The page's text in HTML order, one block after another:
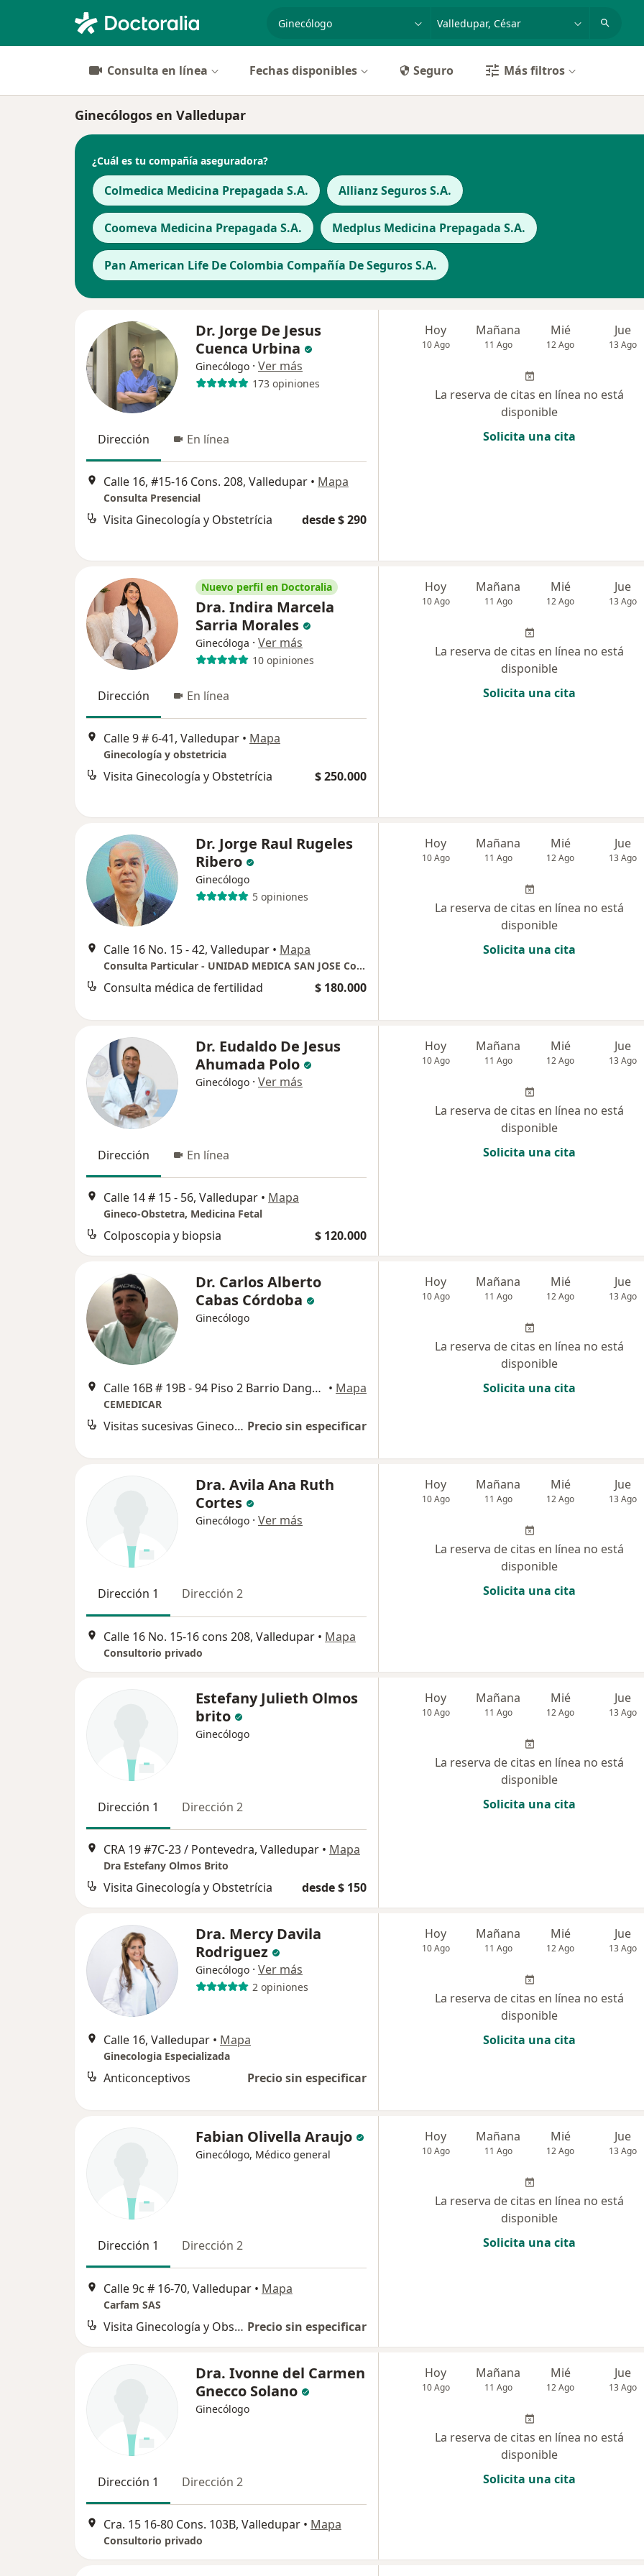
especialidad, enfermedad o nombre
Consulta en línea Fechas disponibles Seguro Más filtros
Ginecólogos en Valledupar
¿Cuál es tu compañía aseguradora?
Colmedica Medicina Prepagada S.A. Allianz Seguros S.A.
Coomeva Medicina Prepagada S.A. Medplus Medicina Prepagada S.A.
Pan American Life De Colombia Compañía De Seguros S.A.
Dr. Jorge De Jesus
Cuenca Urbina
Ginecólogo · Ver más
173 opiniones
Dirección En línea
Calle 16, #15-16 Cons. 208, Valledupar • Mapa
Consulta Presencial
Visita Ginecología y Obstetrícia desde $ 290
Hoy
10 Ago
Mañana
11 Ago
Mié
12 Ago
Jue
13 Ago
La reserva de citas en línea no está
disponible
Solicita una cita
Nuevo perfil en Doctoralia
Dra. Indira Marcela
Sarria Morales
Ginecóloga · Ver más
10 opiniones
Dirección En línea
Calle 9 # 6-41, Valledupar • Mapa
Ginecología y obstetricia
Visita Ginecología y Obstetrícia $ 250.000
Hoy
10 Ago
Mañana
11 Ago
Mié
12 Ago
Jue
13 Ago
La reserva de citas en línea no está
disponible
Solicita una cita
Dr. Jorge Raul Rugeles
Ribero
Ginecólogo
5 opiniones
Calle 16 No. 15 - 42, Valledupar • Mapa
Consulta Particular - UNIDAD MEDICA SAN JOSE Consultorio 202
Consulta médica de fertilidad $ 180.000
Hoy
10 Ago
Mañana
11 Ago
Mié
12 Ago
Jue
13 Ago
La reserva de citas en línea no está
disponible
Solicita una cita
Dr. Eudaldo De Jesus
Ahumada Polo
Ginecólogo · Ver más
Dirección En línea
Calle 14 # 15 - 56, Valledupar • Mapa
Gineco-Obstetra, Medicina Fetal
Colposcopia y biopsia $ 120.000
Hoy
10 Ago
Mañana
11 Ago
Mié
12 Ago
Jue
13 Ago
La reserva de citas en línea no está
disponible
Solicita una cita
Dr. Carlos Alberto
Cabas Córdoba
Ginecólogo
Calle 16B # 19B - 94 Piso 2 Barrio Dangond, Valledupar • Mapa
CEMEDICAR
Visitas sucesivas Ginecología y Obstetrícia Precio sin especificar
Hoy
10 Ago
Mañana
11 Ago
Mié
12 Ago
Jue
13 Ago
La reserva de citas en línea no está
disponible
Solicita una cita
Dra. Avila Ana Ruth
Cortes
Ginecólogo · Ver más
Dirección 1 Dirección 2
Calle 16 No. 15-16 cons 208, Valledupar • Mapa
Consultorio privado
Hoy
10 Ago
Mañana
11 Ago
Mié
12 Ago
Jue
13 Ago
La reserva de citas en línea no está
disponible
Solicita una cita
Estefany Julieth Olmos
brito
Ginecólogo
Dirección 1 Dirección 2
CRA 19 #7C-23 / Pontevedra, Valledupar • Mapa
Dra Estefany Olmos Brito
Visita Ginecología y Obstetrícia desde $ 150
Hoy
10 Ago
Mañana
11 Ago
Mié
12 Ago
Jue
13 Ago
La reserva de citas en línea no está
disponible
Solicita una cita
Dra. Mercy Davila
Rodriguez
Ginecólogo · Ver más
2 opiniones
Calle 16, Valledupar • Mapa
Ginecologia Especializada
Anticonceptivos Precio sin especificar
Hoy
10 Ago
Mañana
11 Ago
Mié
12 Ago
Jue
13 Ago
La reserva de citas en línea no está
disponible
Solicita una cita
Fabian Olivella Araujo
Ginecólogo, Médico general
Dirección 1 Dirección 2
Calle 9c # 16-70, Valledupar • Mapa
Carfam SAS
Visita Ginecología y Obstetrícia Precio sin especificar
Hoy
10 Ago
Mañana
11 Ago
Mié
12 Ago
Jue
13 Ago
La reserva de citas en línea no está
disponible
Solicita una cita
Dra. Ivonne del Carmen
Gnecco Solano
Ginecólogo
Dirección 1 Dirección 2
Cra. 15 16-80 Cons. 103B, Valledupar • Mapa
Consultorio privado
Hoy
10 Ago
Mañana
11 Ago
Mié
12 Ago
Jue
13 Ago
La reserva de citas en línea no está
disponible
Solicita una cita